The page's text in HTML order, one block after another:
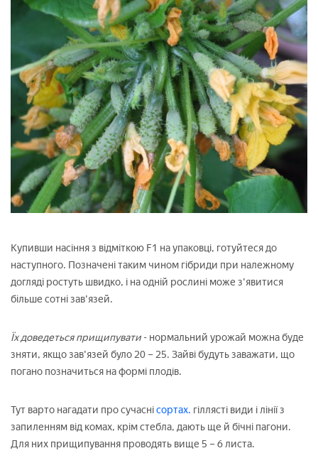
Купивши насіння з відміткою F1 на упаковці, готуйтеся до
наступного. Позначені таким чином гібриди при належному
догляді ростуть швидко, і на одній рослині може з'явитися
більше сотні зав'язей.
Їх доведеться прищипувати - нормальний урожай можна буде
зняти, якщо зав'язей було 20 – 25. Зайві будуть заважати, що
погано позначиться на формі плодів.
Тут варто нагадати про сучаснісортах. гіллясті види і лінії з
запиленням від комах, крім стебла, дають ще й бічні пагони.
Для них прищипування проводять вище 5 – 6 листа.